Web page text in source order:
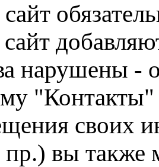
нарушены -
"Контакты"
своих
пр.) вы также